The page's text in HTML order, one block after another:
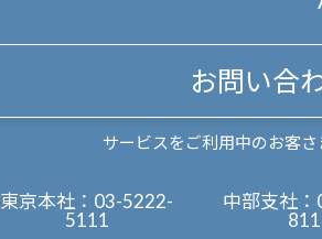
お問い合
サービスをご利用中のお客さ
東京本社： 03-5222-
5111
中部支社：